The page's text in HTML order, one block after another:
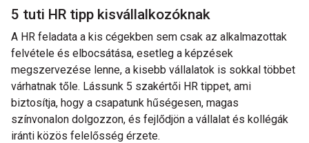
5 tuti HR tipp kisvállalkozóknak
A HR feladata a kis cégekben sem csak az alkalmazottak
felvétele és elbocsátása, esetleg a képzések
megszervezése lenne, a kisebb vállalatok is sokkal többet
várhatnak tőle. Lássunk 5 szakértői HR tippet, ami
biztosítja, hogy a csapatunk hűségesen, magas
színvonalon dolgozzon, és fejlődjön a vállalat és kollégák
iránti közös felelősség érzete.